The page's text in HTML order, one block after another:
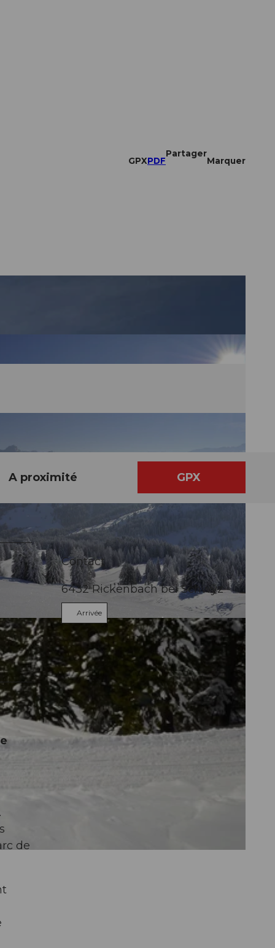
GPXPDF
Partager
Marquer
A proximité GPX
de
Contact
6432Rickenbach bei Schwyz
Arrivée